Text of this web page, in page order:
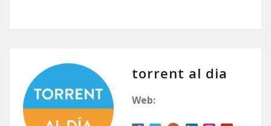
torrent al dia
Web: